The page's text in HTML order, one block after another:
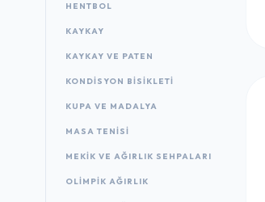
HENTBOL
KAYKAY
KAYKAY VE PATEN
KONDISYON BISIKLETI
KUPA VE MADALYA
MASA TENISI
MEKIK VE AĞIRLIK SEHPALARI
OLIMPIK AĞIRLIK